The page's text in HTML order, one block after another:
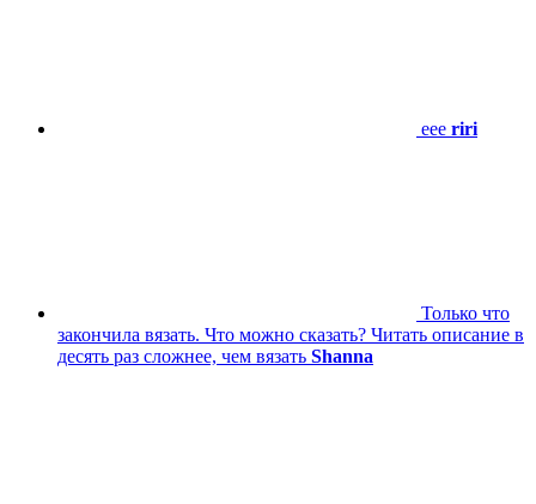
eee riri
Только что
закончила вязать. Что можно сказать? Читать описание в
десять раз сложнее, чем вязать Shanna